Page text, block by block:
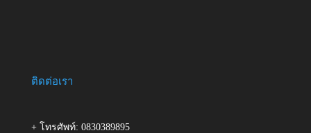
ติดต่อเรา
+ โทรศัพท์: 0830389895